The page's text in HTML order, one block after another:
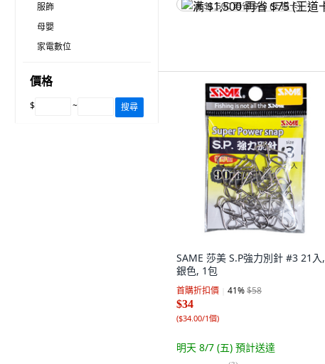
服飾
母嬰
家電數位
價格
$ ~ 搜尋
满 $1,500 再省 $75 (王道卡)
SAME 莎美 S.P強力別針 #3 21入,
銀色, 1包
首購折扣價 41%$58
$34
($34.00/1個)
明天 8/7 (五) 預計送達